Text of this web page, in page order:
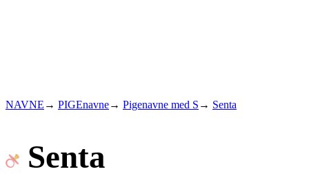
NAVNE → PIGEnavne→ Pigenavne med S → Senta
Senta